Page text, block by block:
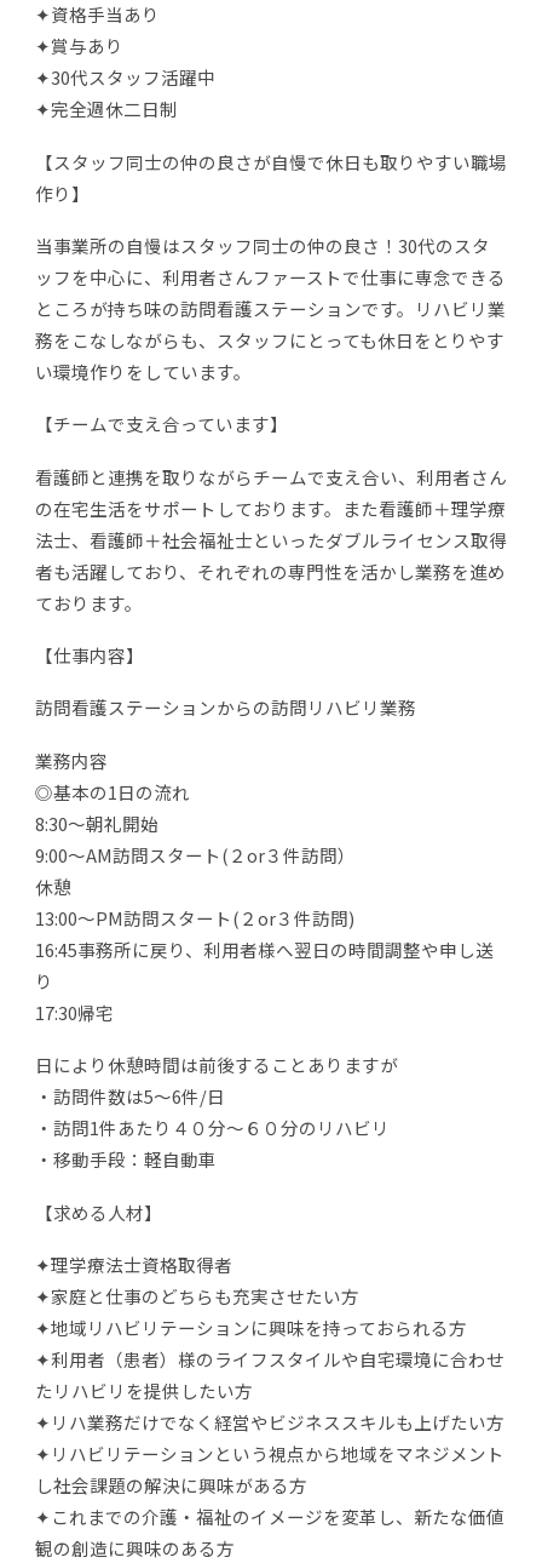
✦資格手当あり
✦賞与あり
✦30代スタッフ活躍中
✦完全週休二日制
【スタッフ同士の仲の良さが自慢で休日も取りやすい職場
作り】
当事業所の自慢はスタッフ同士の仲の良さ！30代のスタ
ッフを中心に、利用者さんファーストで仕事に専念できる
ところが持ち味の訪問看護ステーションです。リハビリ業
務をこなしながらも、スタッフにとっても休日をとりやす
い環境作りをしています。
【チームで支え合っています】
看護師と連携を取りながらチームで支え合い、利用者さん
の在宅生活をサポートしております。また看護師＋理学療
法士、看護師＋社会福祉士といったダブルライセンス取得
者も活躍しており、それぞれの専門性を活かし業務を進め
ております。
【仕事内容】
訪問看護ステーションからの訪問リハビリ業務
業務内容
◎基本の1日の流れ
8:30～朝礼開始
9:00～AM訪問スタート(２or３件訪問）
休憩
13:00～PM訪問スタート(２or３件訪問)
16:45事務所に戻り、利用者様へ翌日の時間調整や申し送
り
17:30帰宅
日により休憩時間は前後することありますが
・訪問件数は5～6件/日
・訪問1件あたり４０分～６０分のリハビリ
・移動手段：軽自動車
【求める人材】
✦理学療法士資格取得者
✦家庭と仕事のどちらも充実させたい方
✦地域リハビリテーションに興味を持っておられる方
✦利用者（患者）様のライフスタイルや自宅環境に合わせ
たリハビリを提供したい方
✦リハ業務だけでなく経営やビジネススキルも上げたい方
✦リハビリテーションという視点から地域をマネジメント
し社会課題の解決に興味がある方
✦これまでの介護・福祉のイメージを変革し、新たな価値
観の創造に興味のある方